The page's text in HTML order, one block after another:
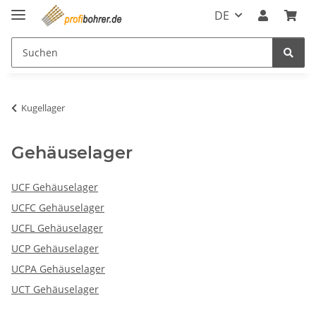
DE
Kugellager
Gehäuselager
UCF Gehäuselager
UCFC Gehäuselager
UCFL Gehäuselager
UCP Gehäuselager
UCPA Gehäuselager
UCT Gehäuselager